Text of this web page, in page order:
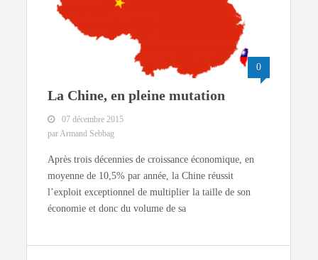
0
La Chine, en pleine mutation
07 décembre 2015
par Armand Sebbag
Après trois décennies de croissance économique, en
moyenne de 10,5% par année, la Chine réussit
l’exploit exceptionnel de multiplier la taille de son
économie et donc du volume de sa